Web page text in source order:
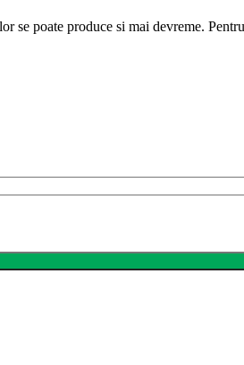
poate produce si mai devreme.